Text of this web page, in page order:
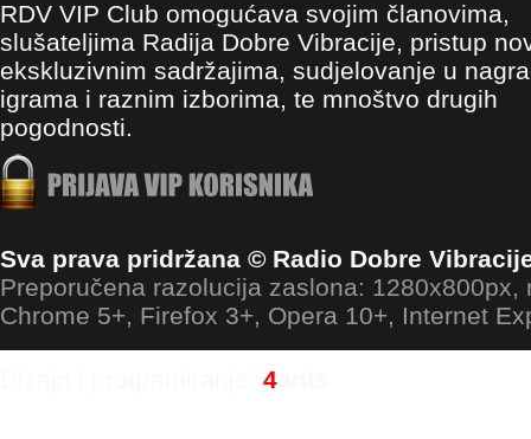
RDV VIP Club omogućava svojim članovima,
slušateljima Radija Dobre Vibracije, pristup
ekskluzivnim sadržajima, sudjelovanje u
igrama i raznim izborima, te mnoštvo drugih
pogodnosti.
Sva prava pridržana © Radio Dobre
Preporučena razolucija zaslona: 1280x800px,
Chrome 5+, Firefox 3+, Opera 10+, Internet
4